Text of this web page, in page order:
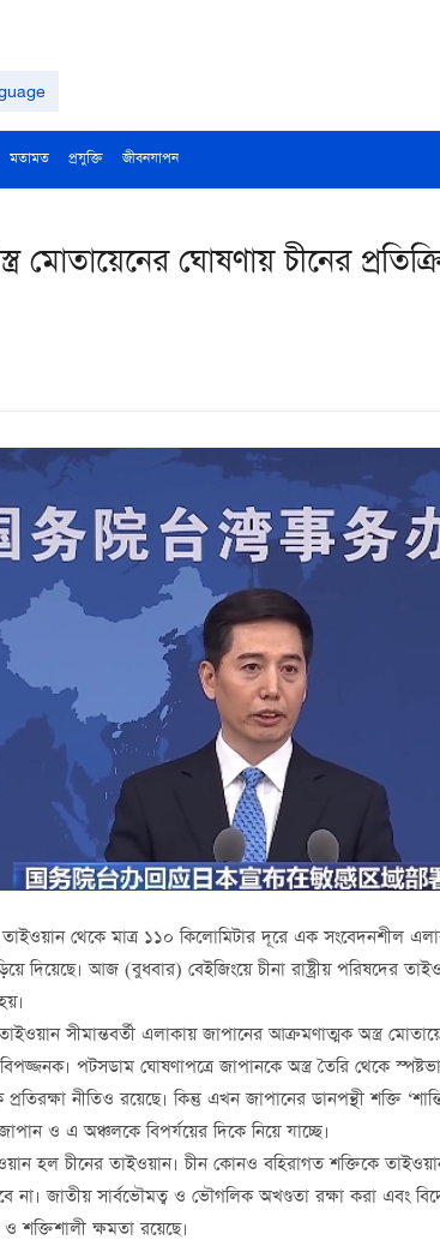
মতামত প্রযুক্তি জীবনযাপন
মোতায়েনের ঘোষণায় চীনের
থেকে মাত্র ১১০ কিলোমিটার দূরে এক সংবেদনশীল
দিয়েছে। আজ (বুধবার) বেইজিংয়ে চীনা রাষ্ট্রীয় পরিষদের
সীমান্তবর্তী এলাকায় জাপানের আক্রমণাত্মক অস্ত্র
পটসডাম ঘোষণাপত্রে জাপানকে অস্ত্র তৈরি থেকে
নীতিও রয়েছে। কিন্তু এখন জাপানের ডানপন্থী শক্তি
জাপান ও এ অঞ্চলকে বিপর্যয়ের দিকে নিয়ে যাচ্ছে।
হল চীনের তাইওয়ান। চীন কোনও বহিরাগত শক্তিকে
না। জাতীয় সার্বভৌমত্ব ও ভৌগলিক অখণ্ডতা রক্ষা করা এবং
শক্তিশালী ক্ষমতা রয়েছে।